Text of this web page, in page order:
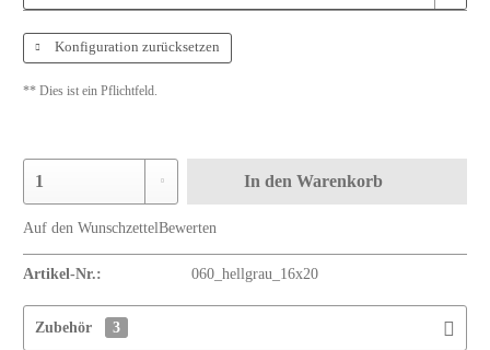
Konfiguration zurücksetzen
** Dies ist ein Pflichtfeld.
In den Warenkorb
Auf den WunschzettelBewerten
Artikel-Nr.: 060_hellgrau_16x20
Zubehör 3